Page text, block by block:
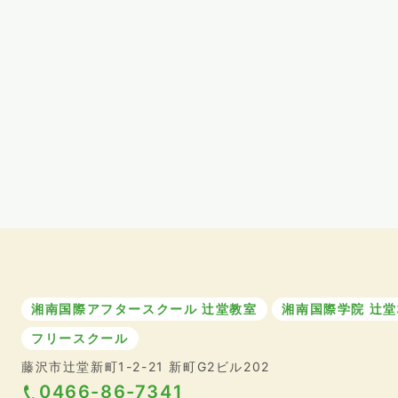
湘南国際アフタースクール 辻堂教室
湘南国際学院 辻
フリースクール
藤沢市辻堂新町1-2-21 新町G2ビル202
0466-86-7341